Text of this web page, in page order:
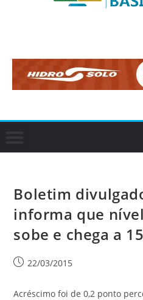
Boletim
informa que
sobe e chega a
22/03/2015
Acréscimo foi de 0,2 ponto